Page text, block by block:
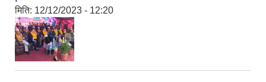
मिति: 12/12/2023 - 12:20